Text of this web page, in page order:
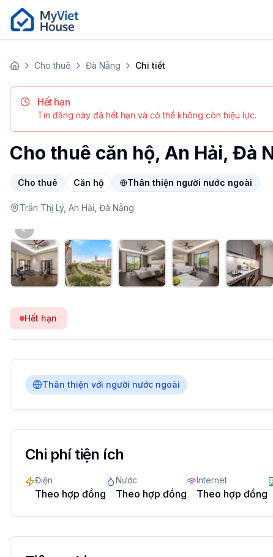
Trang chủCho thuê Đà Nẵng Chi tiết
Hết hạn
Tin đăng này đã hết hạn và có thể không còn hiệu lực.
Cho thuê căn hộ, An Hải, Đà
Cho thuê Căn hộ Thân thiện người nước ngoài
Trần Thị Lý, An Hải, Đà Nẵng
Apartment tại Đà Nẵng, An Hải. Giá 19.5 triệu/tháng.
Previous slide
Hết hạn
Thân thiện với người nước ngoài
Chi phí tiện ích
Điện
Theo hợp đồng
Nước
Theo hợp đồng
Internet
Theo hợp đồng